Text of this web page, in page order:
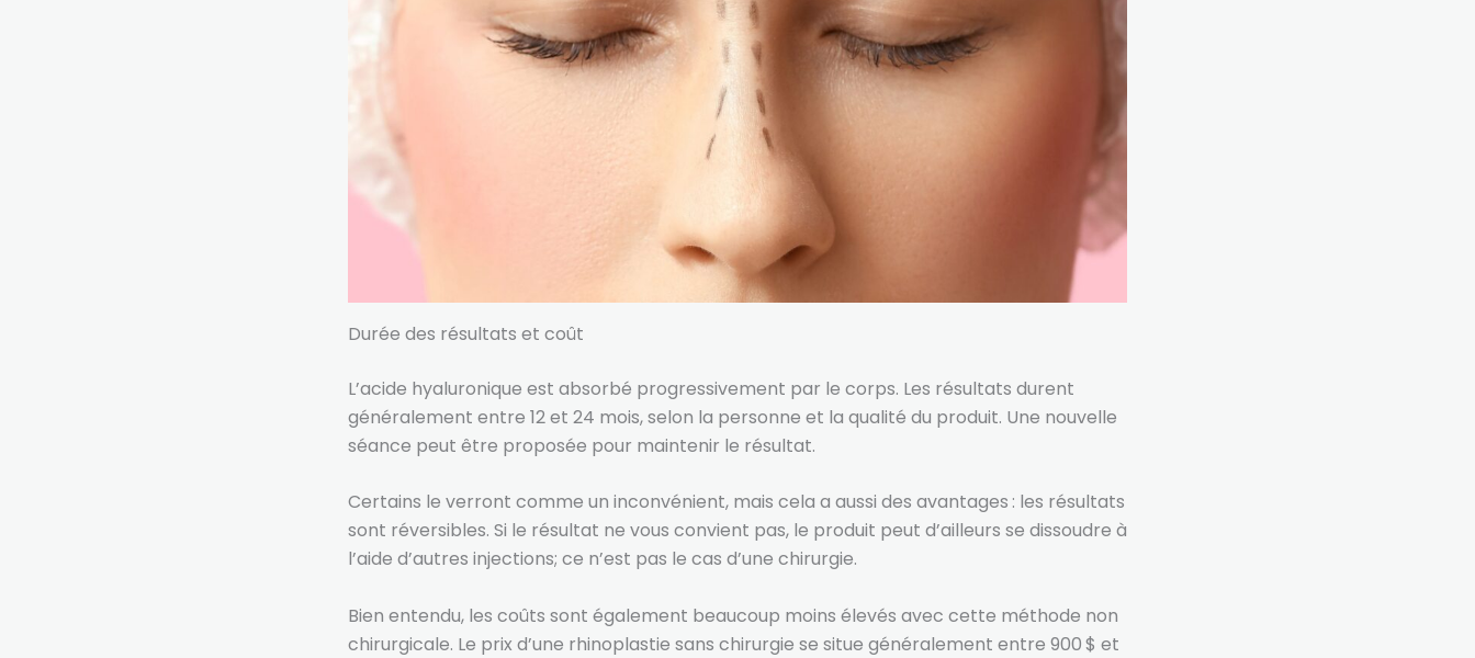
Durée des résultats et coût
L’acide hyaluronique est absorbé progressivement par le corps. Les résultats durent
généralement entre 12 et 24 mois, selon la personne et la qualité du produit. Une nouvelle
séance peut être proposée pour maintenir le résultat.
Certains le verront comme un inconvénient, mais cela a aussi des avantages : les résultats
sont réversibles. Si le résultat ne vous convient pas, le produit peut d’ailleurs se dissoudre à
l’aide d’autres injections; ce n’est pas le cas d’une chirurgie.
Bien entendu, les coûts sont également beaucoup moins élevés avec cette méthode non
chirurgicale. Le prix d’une rhinoplastie sans chirurgie se situe généralement entre 900 $ et